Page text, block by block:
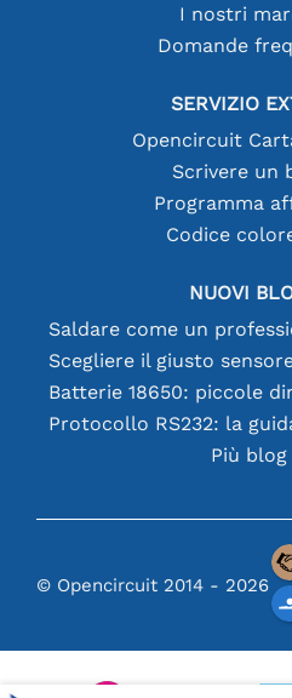
I nostri
Domande
SERVIZIO
Opencircuit
Scrivere un
Programma
Codice
NUOVI
Protocollo RS232: la
Più blog
© Opencircuit 2014 - 2026